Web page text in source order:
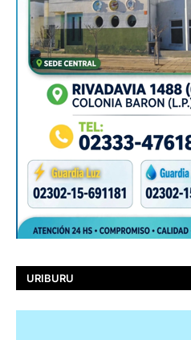
URIBURU